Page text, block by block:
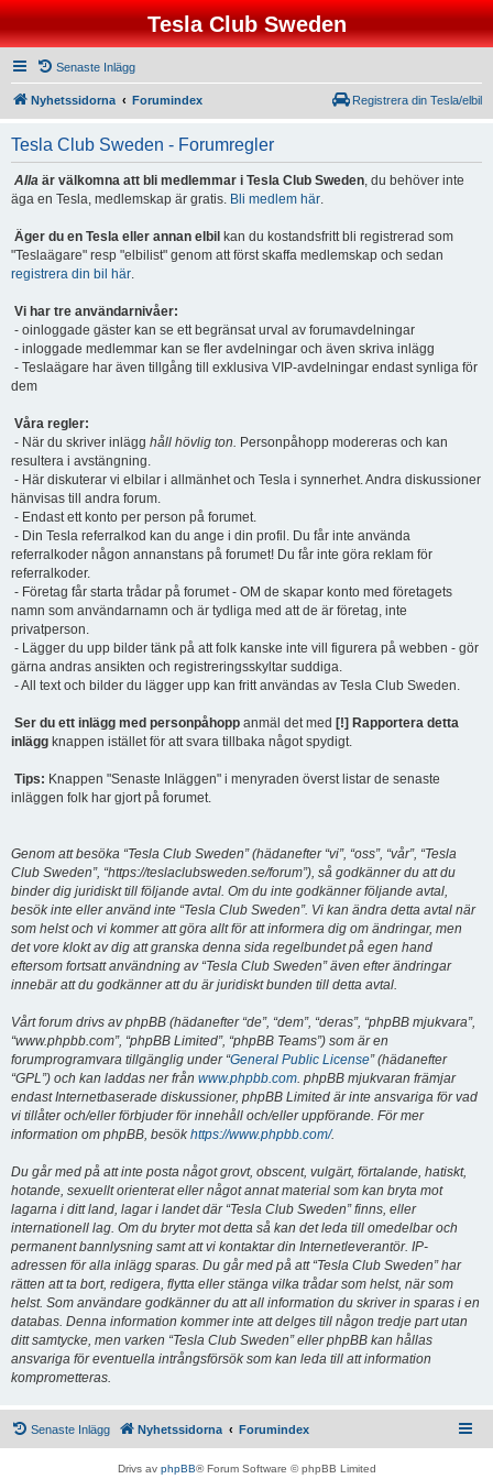
Tesla Club Sweden
Senaste Inlägg
Nyhetssidorna Forumindex Registrera din Tesla/elbil
Tesla Club Sweden - Forumregler
Alla är välkomna att bli medlemmar i Tesla Club Sweden, du behöver inte
äga en Tesla, medlemskap är gratis. Bli medlem här.
Äger du en Tesla eller annan elbil kan du kostandsfritt bli registrerad som
"Teslaägare" resp "elbilist" genom att först skaffa medlemskap och sedan
registrera din bil här.
Vi har tre användarnivåer:
- oinloggade gäster kan se ett begränsat urval av forumavdelningar
- inloggade medlemmar kan se fler avdelningar och även skriva inlägg
- Teslaägare har även tillgång till exklusiva VIP-avdelningar endast synliga för
dem
Våra regler:
- När du skriver inlägg håll hövlig ton. Personpåhopp modereras och kan
resultera i avstängning.
- Här diskuterar vi elbilar i allmänhet och Tesla i synnerhet. Andra diskussioner
hänvisas till andra forum.
- Endast ett konto per person på forumet.
- Din Tesla referralkod kan du ange i din profil. Du får inte använda
referralkoder någon annanstans på forumet! Du får inte göra reklam för
referralkoder.
- Företag får starta trådar på forumet - OM de skapar konto med företagets
namn som användarnamn och är tydliga med att de är företag, inte
privatperson.
- Lägger du upp bilder tänk på att folk kanske inte vill figurera på webben - gör
gärna andras ansikten och registreringsskyltar suddiga.
- All text och bilder du lägger upp kan fritt användas av Tesla Club Sweden.
Ser du ett inlägg med personpåhopp anmäl det med [!] Rapportera detta
inlägg knappen istället för att svara tillbaka något spydigt.
Tips: Knappen "Senaste Inläggen" i menyraden överst listar de senaste
inläggen folk har gjort på forumet.
Genom att besöka “Tesla Club Sweden” (hädanefter “vi”, “oss”, “vår”, “Tesla
Club Sweden”, “https://teslaclubsweden.se/forum”), så godkänner du att du
binder dig juridiskt till följande avtal. Om du inte godkänner följande avtal,
besök inte eller använd inte “Tesla Club Sweden”. Vi kan ändra detta avtal när
som helst och vi kommer att göra allt för att informera dig om ändringar, men
det vore klokt av dig att granska denna sida regelbundet på egen hand
eftersom fortsatt användning av “Tesla Club Sweden” även efter ändringar
innebär att du godkänner att du är juridiskt bunden till detta avtal.
Vårt forum drivs av phpBB (hädanefter “de”, “dem”, “deras”, “phpBB mjukvara”,
“www.phpbb.com”, “phpBB Limited”, “phpBB Teams”) som är en
forumprogramvara tillgänglig under “General Public License” (hädanefter
“GPL”) och kan laddas ner från www.phpbb.com. phpBB mjukvaran främjar
endast Internetbaserade diskussioner, phpBB Limited är inte ansvariga för vad
vi tillåter och/eller förbjuder för innehåll och/eller uppförande. För mer
information om phpBB, besökhttps://www.phpbb.com/.
Du går med på att inte posta något grovt, obscent, vulgärt, förtalande, hatiskt,
hotande, sexuellt orienterat eller något annat material som kan bryta mot
lagarna i ditt land, lagar i landet där “Tesla Club Sweden” finns, eller
internationell lag. Om du bryter mot detta så kan det leda till omedelbar och
permanent bannlysning samt att vi kontaktar din Internetleverantör. IP-
adressen för alla inlägg sparas. Du går med på att “Tesla Club Sweden” har
rätten att ta bort, redigera, flytta eller stänga vilka trådar som helst, när som
helst. Som användare godkänner du att all information du skriver in sparas i en
databas. Denna information kommer inte att delges till någon tredje part utan
ditt samtycke, men varken “Tesla Club Sweden” eller phpBB kan hållas
ansvariga för eventuella intrångsförsök som kan leda till att information
komprometteras.
Senaste Inlägg Nyhetssidorna Forumindex
Drivs av phpBB® Forum Software © phpBB Limited